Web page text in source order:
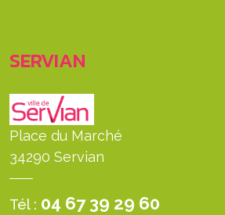
SERVIAN
Place du Marché
34290 Servian
Tél : 04 67 39 29 60